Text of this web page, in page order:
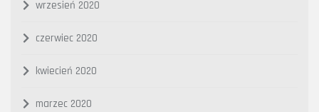
wrzesień 2020
czerwiec 2020
kwiecień 2020
marzec 2020